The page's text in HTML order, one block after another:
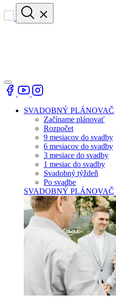
SVADOBNÝ PLÁNOVAČ
Začíname plánovať
Rozpočet
9 mesiacov do svadby
6 mesiacov do svadby
3 mesiace do svadby
1 mesiac do svadby
Svadobný týždeň
Po svadbe
SVADOBNÝ PLÁNOVAČ